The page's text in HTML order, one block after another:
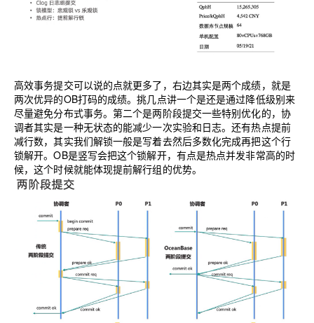
高效事务提交可以说的点就更多了，右边其实是两个成绩，就是
两次优异的OB打码的成绩。挑几点讲一个是还是通过降低级别来
尽量避免分布式事务。第二个是两阶段提交一些特别优化的，协
调者其实是一种无状态的能减少一次实验和日志。还有热点提前
减行数，其实我们解锁一般是写着去然后多数化完成再把这个行
锁解开。OB是竖写会把这个锁解开，有点是热点并发非常高的时
候，这个时候就能体现提前解行组的优势。